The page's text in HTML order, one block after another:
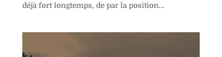
déjà fort longtemps, de par la position...